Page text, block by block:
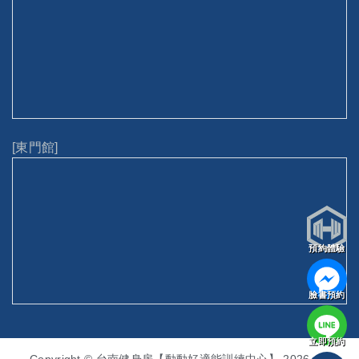
[東門館]
預約體驗
臉書預約
立即預約